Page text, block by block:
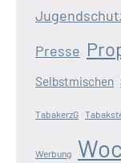
Presse
Selbstmischen
TabakerzG
Werbung